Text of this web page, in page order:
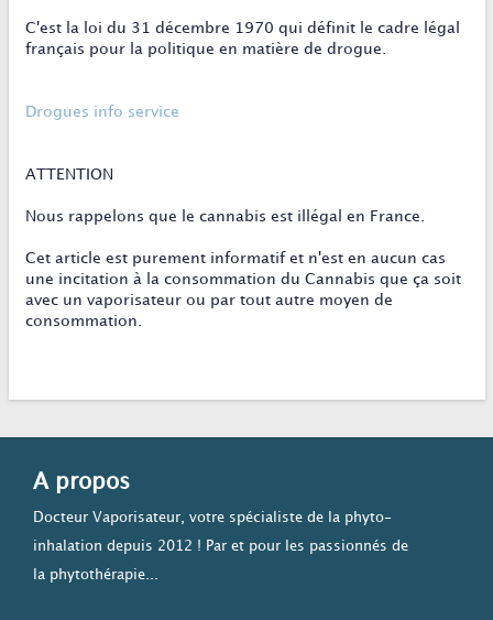
C'est la loi du 31 décembre 1970 qui définit le cadre légal
français pour la politique en matière de drogue.
Drogues info service
ATTENTION
Nous rappelons que le cannabis est illégal en France.
Cet article est purement informatif et n'est en aucun cas
une incitation à la consommation du Cannabis que ça soit
avec un vaporisateur ou par tout autre moyen de
consommation.
A propos
Docteur Vaporisateur, votre spécialiste de la phyto-
inhalation depuis 2012 ! Par et pour les passionnés de
la phytothérapie...